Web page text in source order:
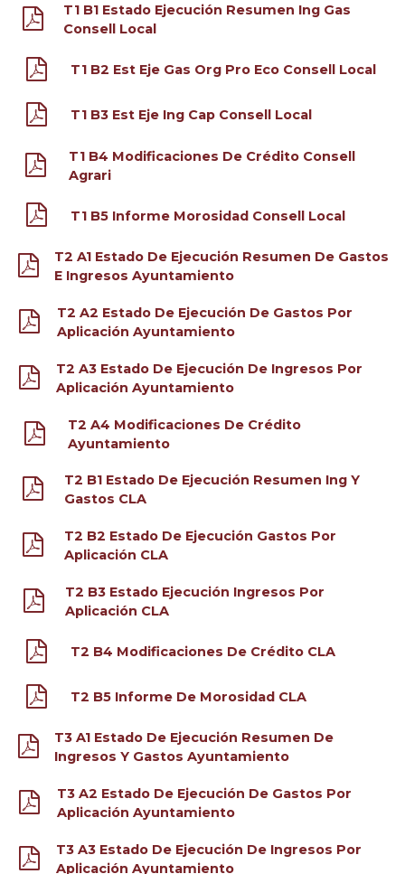
T1 B1 Estado Ejecución Resumen Ing Gas
Consell Local
T1 B2 Est Eje Gas Org Pro Eco Consell Local
T1 B3 Est Eje Ing Cap Consell Local
T1 B4 Modificaciones De Crédito Consell
Agrari
T1 B5 Informe Morosidad Consell Local
T2 A1 Estado De Ejecución Resumen De Gastos
E Ingresos Ayuntamiento
T2 A2 Estado De Ejecución De Gastos Por
Aplicación Ayuntamiento
T2 A3 Estado De Ejecución De Ingresos Por
Aplicación Ayuntamiento
T2 A4 Modificaciones De Crédito
Ayuntamiento
T2 B1 Estado De Ejecución Resumen Ing Y
Gastos CLA
T2 B2 Estado De Ejecución Gastos Por
Aplicación CLA
T2 B3 Estado Ejecución Ingresos Por
Aplicación CLA
T2 B4 Modificaciones De Crédito CLA
T2 B5 Informe De Morosidad CLA
T3 A1 Estado De Ejecución Resumen De
Ingresos Y Gastos Ayuntamiento
T3 A2 Estado De Ejecución De Gastos Por
Aplicación Ayuntamiento
T3 A3 Estado De Ejecución De Ingresos Por
Aplicación Ayuntamiento